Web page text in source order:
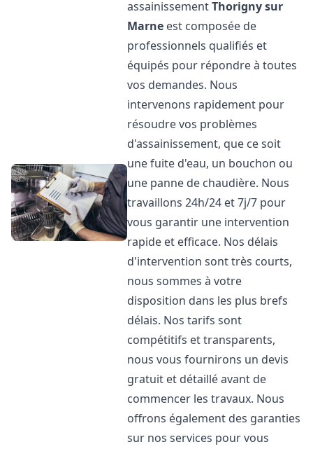
assainissementThorigny sur
Marne est composée de
professionnels qualifiés et
équipés pour répondre à toutes
vos demandes. Nous
intervenons rapidement pour
résoudre vos problèmes
d'assainissement, que ce soit
une fuite d'eau, un bouchon ou
une panne de chaudière. Nous
travaillons 24h/24 et 7j/7 pour
vous garantir une intervention
rapide et efficace. Nos délais
d'intervention sont très courts,
nous sommes à votre
disposition dans les plus brefs
délais. Nos tarifs sont
compétitifs et transparents,
nous vous fournirons un devis
gratuit et détaillé avant de
commencer les travaux. Nous
offrons également des garanties
sur nos services pour vous